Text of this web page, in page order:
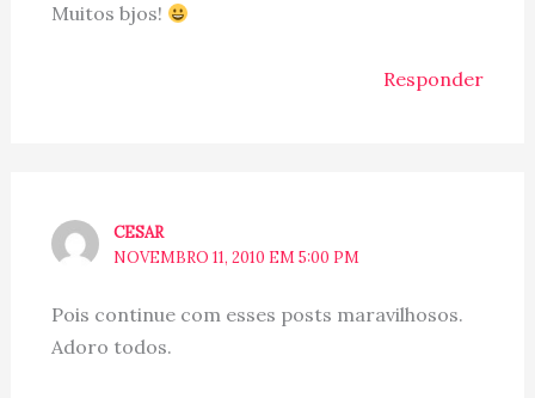
Muitos bjos!
Responder
CESAR
NOVEMBRO 11, 2010 EM 5:00 PM
Pois continue com esses posts maravilhosos.
Adoro todos.